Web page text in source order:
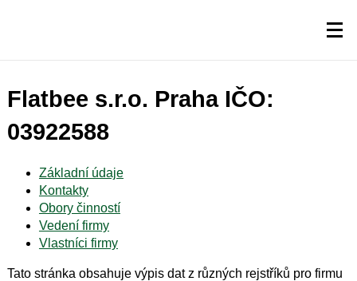
Flatbee s.r.o. Praha IČO:
03922588
Základní údaje
Kontakty
Obory činností
Vedení firmy
Vlastníci firmy
Tato stránka obsahuje výpis dat z různých rejstříků pro firmu